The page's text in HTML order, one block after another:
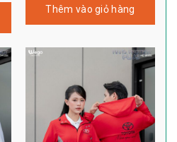
Thêm vào giỏ hàng